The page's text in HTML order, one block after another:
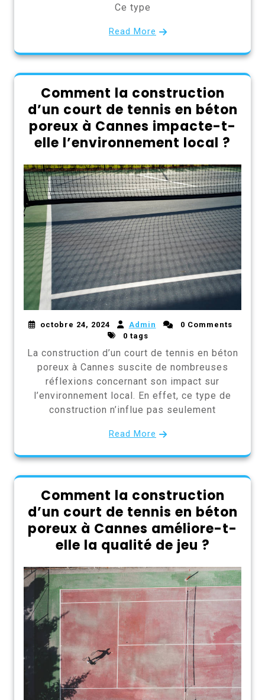
Ce type
Read More
Comment la construction
d’un court de tennis en béton
poreux à Cannes impacte-t-
elle l’environnement local ?
octobre 24, 2024 Admin
0 Comments
0 tags
La construction d’un court de tennis en béton
poreux à Cannes suscite de nombreuses
réflexions concernant son impact sur
l’environnement local. En effet, ce type de
construction n’influe pas seulement
Read More
Comment la construction
d’un court de tennis en béton
poreux à Cannes améliore-t-
elle la qualité de jeu ?